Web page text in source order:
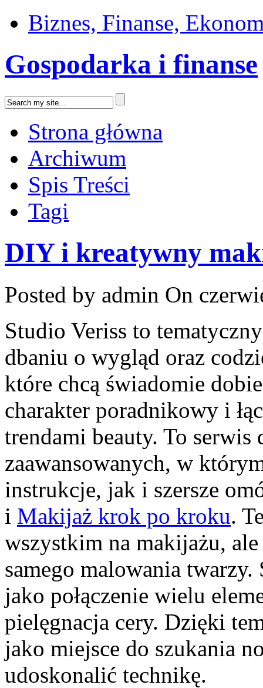
Biznes, Finanse,
Gospodarka i finanse
Strona główna
Archiwum
Spis Treści
Tagi
DIY i kreatywny
Posted by admin On
Studio Veriss to
dbaniu o wygląd oraz
które chcą świadomie
charakter poradnikowy i
trendami beauty. To
zaawansowanych, w
instrukcje, jak i szersze
i Makijaż krok po kroku.
wszystkim na makijażu,
samego malowania
jako połączenie wielu
pielęgnacja cery. Dzięki
jako miejsce do szukania
udoskonalić technikę.